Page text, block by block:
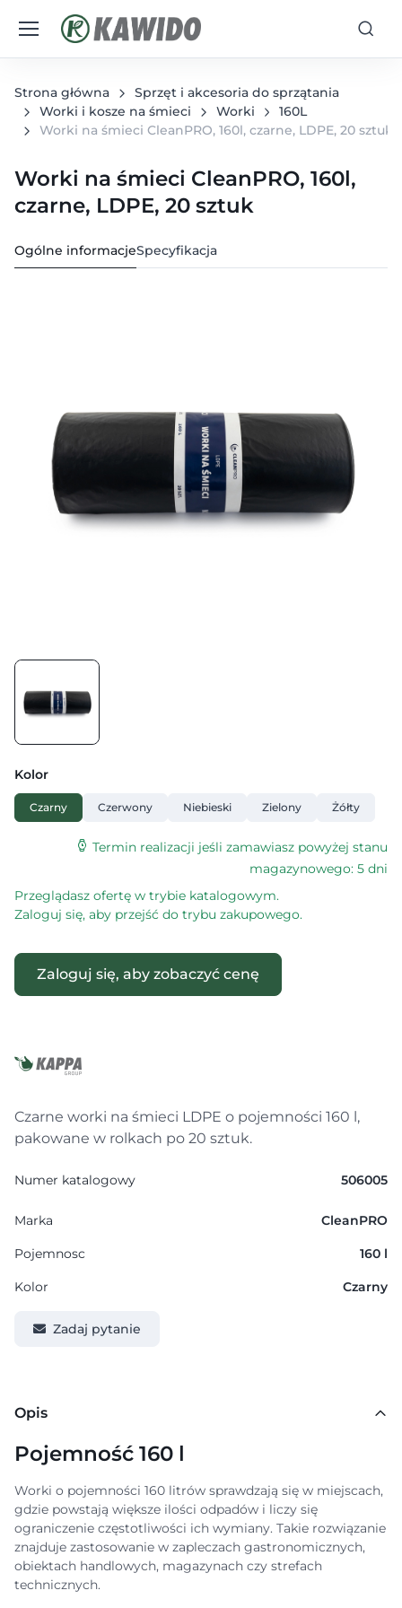
Strona główna
Sprzęt i akcesoria do sprzątania
Worki i kosze na śmieci
Worki
160L
Worki na śmieci CleanPRO, 160l, czarne, LDPE, 20 sztuk
Worki na śmieci CleanPRO, 160l,
czarne, LDPE, 20 sztuk
Ogólne informacjeSpecyfikacja
Kolor
Czarny Czerwony Niebieski Zielony Żółty
Termin realizacji jeśli zamawiasz powyżej stanu
magazynowego: 5 dni
Przeglądasz ofertę w trybie katalogowym.
Zaloguj się, aby przejść do trybu zakupowego.
Zaloguj się, aby zobaczyć cenę
Czarne worki na śmieci LDPE o pojemności 160 l,
pakowane w rolkach po 20 sztuk.
Numer katalogowy 506005
Marka CleanPRO
Pojemnosc 160 l
Kolor Czarny
Zadaj pytanie
Opis
Pojemność 160 l
Worki o pojemności 160 litrów sprawdzają się w miejscach,
gdzie powstają większe ilości odpadów i liczy się
ograniczenie częstotliwości ich wymiany. Takie rozwiązanie
znajduje zastosowanie w zapleczach gastronomicznych,
obiektach handlowych, magazynach czy strefach
technicznych.